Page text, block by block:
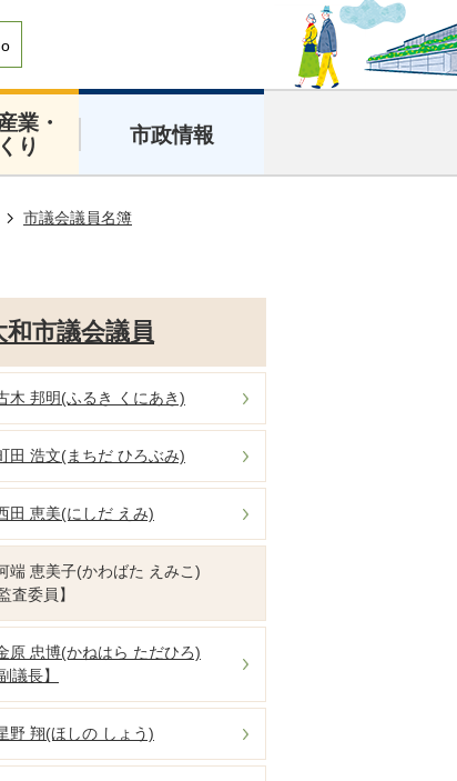
業・
り
市政情報
市議会議員名簿
和市議会議員
木 邦明(ふるき くにあき)
田 浩文(まちだ ひろぶみ)
田 恵美(にしだ えみ)
端 恵美子(かわばた えみこ)
査委員】
原 忠博(かねはら ただひろ)
議長】
野 翔(ほしの しょう)